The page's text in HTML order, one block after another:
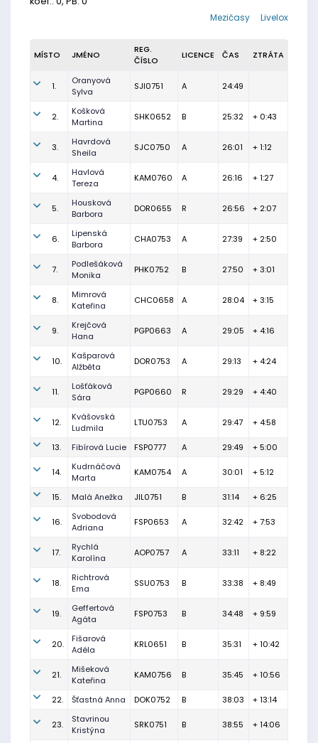
Livelox
Mezičasy
MÍSTO JMÉNO
REG.
ČÍSLO
LICENCE ČAS ZTRÁTA
1.
Oranyová
Sylva
SJI0751 A 24:49
2.
Košková
Martina
SHK0652 B 25:32 + 0:43
3.
Havrdová
Sheila
SJC0750 A 26:01 + 1:12
4.
Havlová
Tereza
KAM0760 A 26:16 + 1:27
5.
Housková
Barbora
DOR0655 R 26:56 + 2:07
6.
Lipenská
Barbora
CHA0753 A 27:39 + 2:50
7.
Podlešáková
Monika
PHK0752 B 27:50 + 3:01
8.
Mimrová
Kateřina
CHC0658 A 28:04 + 3:15
9.
Krejčová
Hana
PGP0663 A 29:05 + 4:16
10.
Kašparová
Alžběta
DOR0753 A 29:13 + 4:24
11.
Lošťáková
Sára
PGP0660 R 29:29 + 4:40
12.
Kvášovská
Ludmila
LTU0753 A 29:47 + 4:58
13. Fibírová Lucie FSP0777 A 29:49 + 5:00
14.
Kudrnáčová
Marta
KAM0754 A 30:01 + 5:12
15. Malá Anežka JIL0751 B 31:14 + 6:25
16.
Svobodová
Adriana
FSP0653 A 32:42 + 7:53
17.
Rychlá
Karolína
AOP0757 A 33:11 + 8:22
18.
Richtrová
Ema
SSU0753 B 33:38 + 8:49
19.
Geffertová
Agáta
FSP0753 B 34:48 + 9:59
20.
Fišarová
Adéla
KRL0651 B 35:31 + 10:42
21.
Mišeková
Kateřina
KAM0756 B 35:45 + 10:56
22. Šťastná Anna DOK0752 B 38:03 + 13:14
23.
Stavrinou
Kristýna
SRK0751 B 38:55 + 14:06